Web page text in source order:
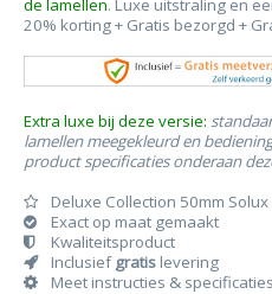
de lamellen. Luxe uitstraling en
20% korting + Gratis bezorgd +
Extra luxe bij deze versie:
lamellen meegekleurd en
product specificaties onderaan
Deluxe Collection 50mm Solux
Exact op maat gemaakt
Kwaliteitsproduct
Inclusiefgratis levering
Meet instructies &